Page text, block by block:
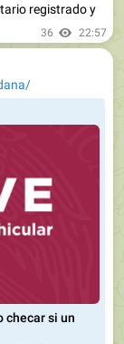
registrado y
36 22:57
checar si un